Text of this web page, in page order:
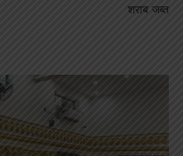
शराब जब्त